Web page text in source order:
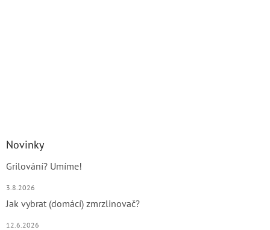
Novinky
Grilování? Umíme!
3.8.2026
Jak vybrat (domácí) zmrzlinovač?
12.6.2026